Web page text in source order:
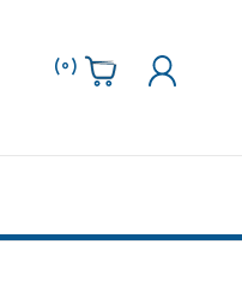
(
0
)